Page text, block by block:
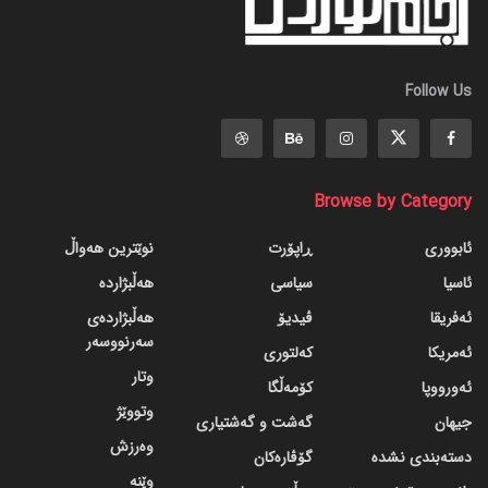
Follow Us
Browse by Category
ئابووری
ئاسیا
ئەفریقا
ئەمریکا
ئەورووپا
جیهان
دسته‌بندی نشده
ڕاپۆرت
سیاسی
ڤیدیۆ
کەلتوری
کۆمەڵگا
گه‌شت و گه‌شتیاری
گۆڤاره‌کان
نوێترین هەواڵ
هەڵبژاردە
هەڵبژاردەی
سەرنووسەر
وتار
وتووێژ
وەرزش
وێنە